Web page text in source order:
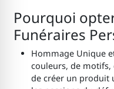
Pourquoi
Funéraires
Hommage Unique
couleurs, de
de créer un produit